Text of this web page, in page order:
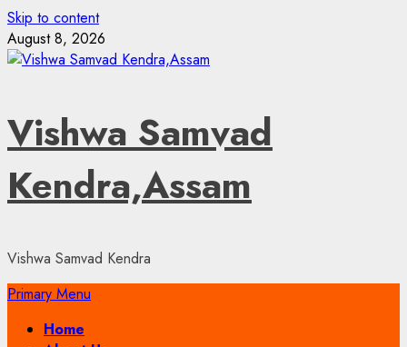
Skip to content
August 8, 2026
Vishwa Samvad
Kendra,Assam
Vishwa Samvad Kendra
Primary Menu
Home